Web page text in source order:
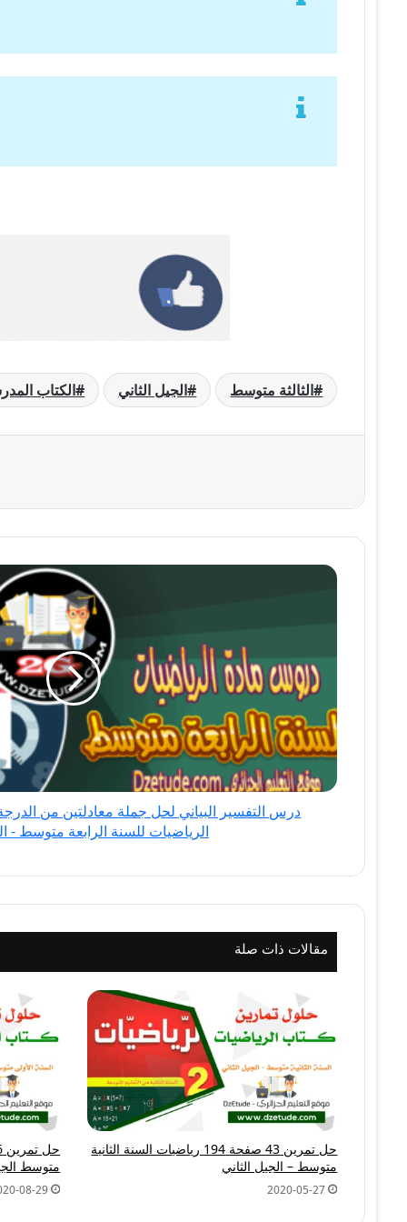
الثالثة متوسط الجيل الثاني الكتاب
درس
جملة
معادلتين
من
الدرجة
الأولى
بمجهولين
في
الرابعة
متوسط
الجيل
الثاني
درس التفسير البياني لحل جملة معادلتين من
الرياضيات للسنة الرابعة متوسط -
مقالات ذات صلة
حل تمرين 43 صفحة 194 رياضيات السنة الثانية
متوسط – الجيل الثاني
2020-05-27
متوسط
08-29